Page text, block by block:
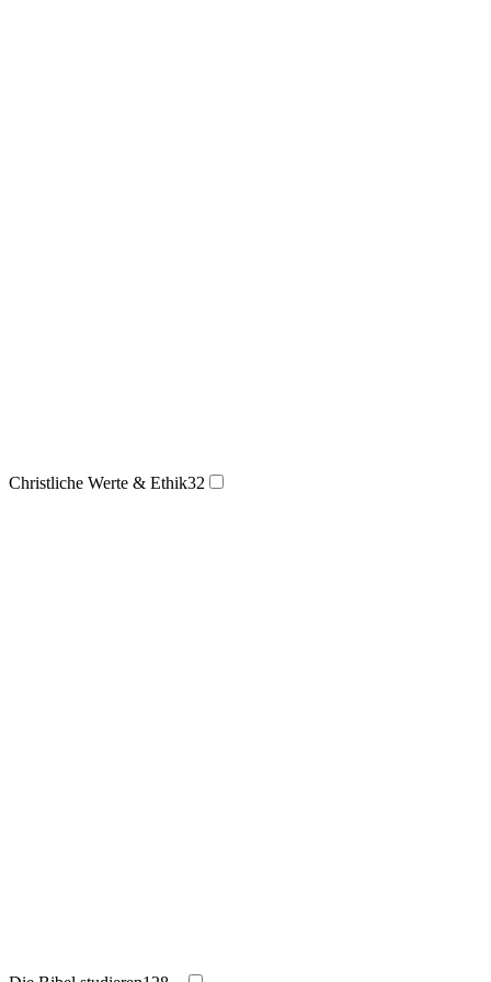
Christliche Werte & Ethik32